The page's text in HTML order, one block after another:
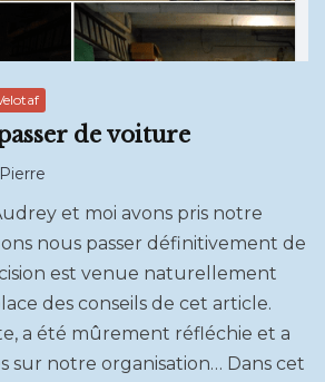
de voiture
Pierre
et moi avons pris notre
nous passer définitivement de
est venue naturellement
des conseils de cet article.
a été mûrement réfléchie et a
sur notre organisation… Dans cet